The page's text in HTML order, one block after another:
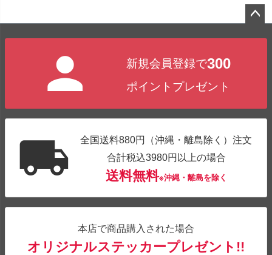
新規会員登録で300
ポイントプレゼント
全国送料880円（沖縄・離島除く）注文
合計税込3980円以上の場合
送料無料※沖縄・離島を除く
本店で商品購入された場合
オリジナルステッカープレゼント!!